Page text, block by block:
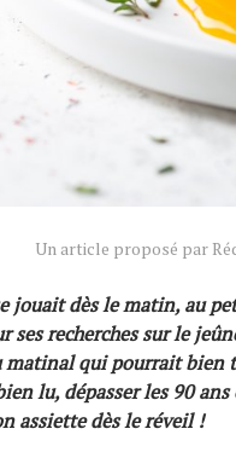
Un article proposé par
jouait dès le matin, au
ses recherches sur le
matinal qui pourrait bien
lu, dépasser les 90
assiette dès le réveil !